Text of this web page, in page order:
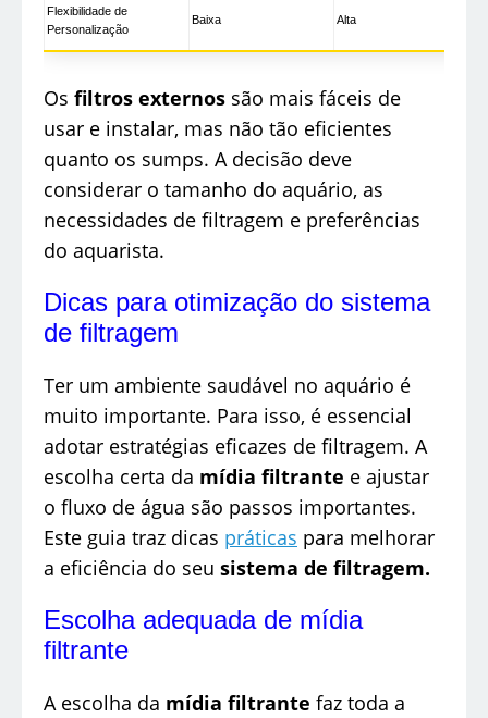
Flexibilidade de
Personalização
Baixa Alta
Os filtros externos são mais fáceis de
usar e instalar, mas não tão eficientes
quanto os sumps. A decisão deve
considerar o tamanho do aquário, as
necessidades de filtragem e preferências
do aquarista.
Dicas para otimização do sistema
de filtragem
Ter um ambiente saudável no aquário é
muito importante. Para isso, é essencial
adotar estratégias eficazes de filtragem. A
escolha certa da mídia filtrante e ajustar
o fluxo de água são passos importantes.
Este guia traz dicas práticas para melhorar
a eficiência do seu sistema de filtragem.
Escolha adequada de mídia
filtrante
A escolha da mídia filtrante faz toda a